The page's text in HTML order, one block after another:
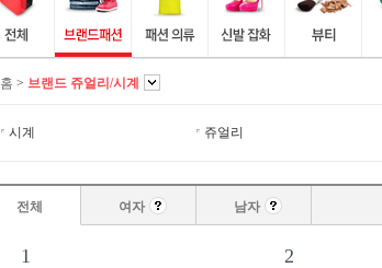
홈 > 브랜드 쥬얼리/시계
시계 쥬얼리
전체 여자 남자
1 2